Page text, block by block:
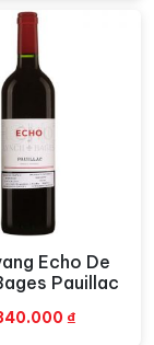
nhanh
Echo De
Pauillac
₫